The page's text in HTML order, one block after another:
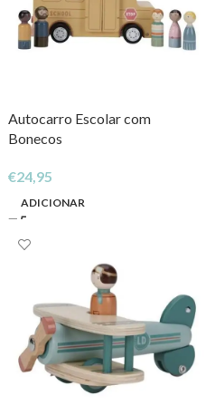
Autocarro Escolar com
Bonecos
€24,95
ADICIONAR